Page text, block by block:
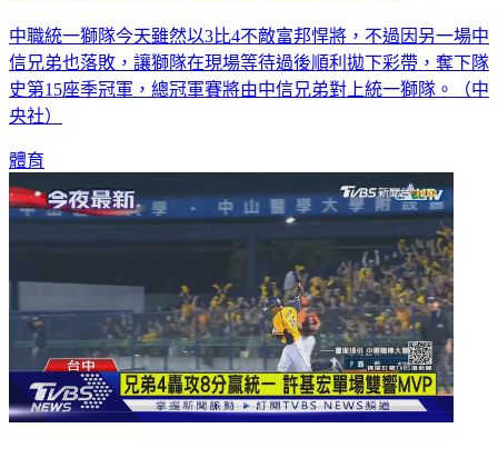
中職統一獅隊今天雖然以3比4不敵富邦悍將，不過因另一場中
信兄弟也落敗，讓獅隊在現場等待過後順利拋下彩帶，奪下隊
史第15座季冠軍，總冠軍賽將由中信兄弟對上統一獅隊。（中
央社）
體育